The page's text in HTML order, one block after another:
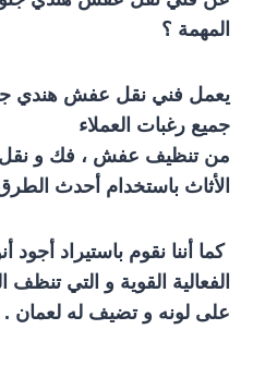
المهمة ؟
يعمل فني نقل عفش هندي
جميع رغبات العملاء
من تنظيف عفش ، فك و نقل
الأثاث باستخدام أحدث
كما أننا نقوم باستيراد أجود
الفعالية القوية و التي
على لونه و تضيف له لعمان .